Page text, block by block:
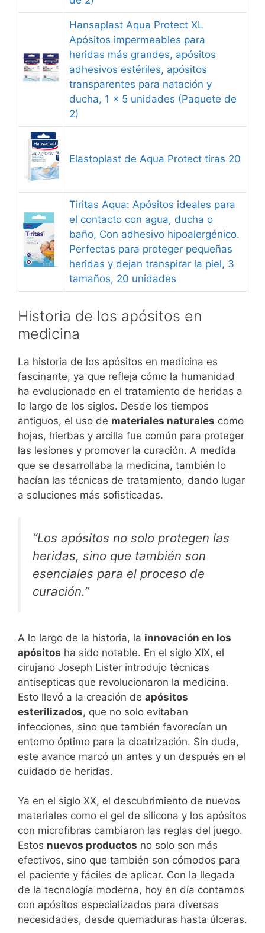
Hansaplast Aqua Protect XL
Apósitos impermeables para
heridas más grandes, apósitos
adhesivos estériles, apósitos
transparentes para natación y
ducha, 1 x 5 unidades (Paquete de
2)
Elastoplast de Aqua Protect tiras 20
Tiritas Aqua: Apósitos ideales para
el contacto con agua, ducha o
baño, Con adhesivo hipoalergénico.
Perfectas para proteger pequeñas
heridas y dejan transpirar la piel, 3
tamaños, 20 unidades
Historia de los apósitos en
medicina
La historia de los apósitos en medicina es
fascinante, ya que refleja cómo la humanidad
ha evolucionado en el tratamiento de heridas a
lo largo de los siglos. Desde los tiempos
antiguos, el uso de materiales naturales como
hojas, hierbas y arcilla fue común para proteger
las lesiones y promover la curación. A medida
que se desarrollaba la medicina, también lo
hacían las técnicas de tratamiento, dando lugar
a soluciones más sofisticadas.
“Los apósitos no solo protegen las
heridas, sino que también son
esenciales para el proceso de
curación.”
A lo largo de la historia, la innovación en los
apósitos ha sido notable. En el siglo XIX, el
cirujano Joseph Lister introdujo técnicas
antisepticas que revolucionaron la medicina.
Esto llevó a la creación de apósitos
esterilizados, que no solo evitaban
infecciones, sino que también favorecían un
entorno óptimo para la cicatrización. Sin duda,
este avance marcó un antes y un después en el
cuidado de heridas.
Ya en el siglo XX, el descubrimiento de nuevos
materiales como el gel de silicona y los apósitos
con microfibras cambiaron las reglas del juego.
Estos nuevos productos no solo son más
efectivos, sino que también son cómodos para
el paciente y fáciles de aplicar. Con la llegada
de la tecnología moderna, hoy en día contamos
con apósitos especializados para diversas
necesidades, desde quemaduras hasta úlceras.